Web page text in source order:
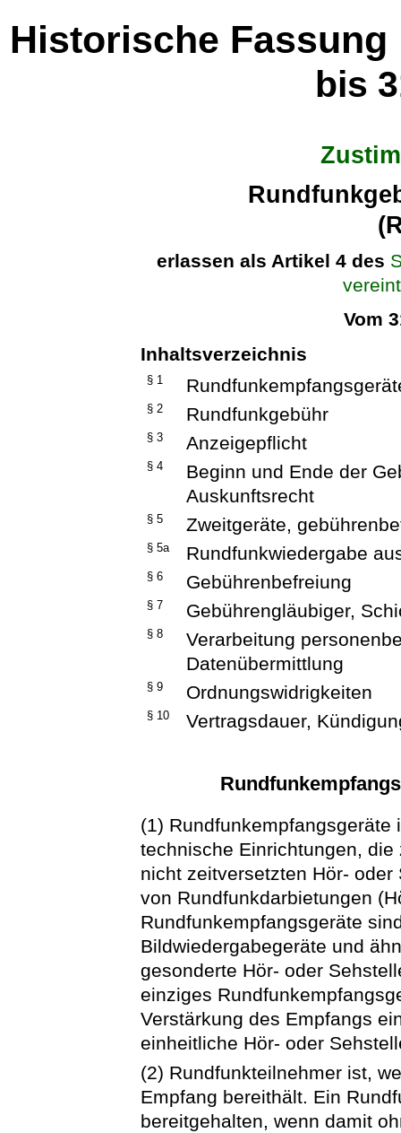
Historische Fassung
bis
erlassen als Artikel 4 des
Vom
Inhaltsverzeichnis
§ 1
§ 2 Rundfunkgebühr
§ 3 Anzeigepflicht
§ 4
Beginn und Ende der
Auskunftsrecht
§ 5 Zweitgeräte,
§ 5a Rundfunkwiedergabe
§ 6 Gebührenbefreiung
§ 7 Gebührengläubiger,
§ 8
Verarbeitung
Datenübermittlung
§ 9 Ordnungswidrigkeiten
§ 10 Vertragsdauer,
(1)
technische Einrichtungen,
nicht zeitversetzten Hör-
von Rundfunkdarbietungen
Rundfunkempfangsgeräte
Bildwiedergabegeräte und
gesonderte Hör- oder
einziges
Verstärkung des Empfangs
einheitliche Hör- oder
(2) Rundfunkteilnehmer ist,
Empfang bereithält. Ein
bereitgehalten, wenn damit